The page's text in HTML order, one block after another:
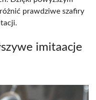
prawdziwe szafiry
imitaacje